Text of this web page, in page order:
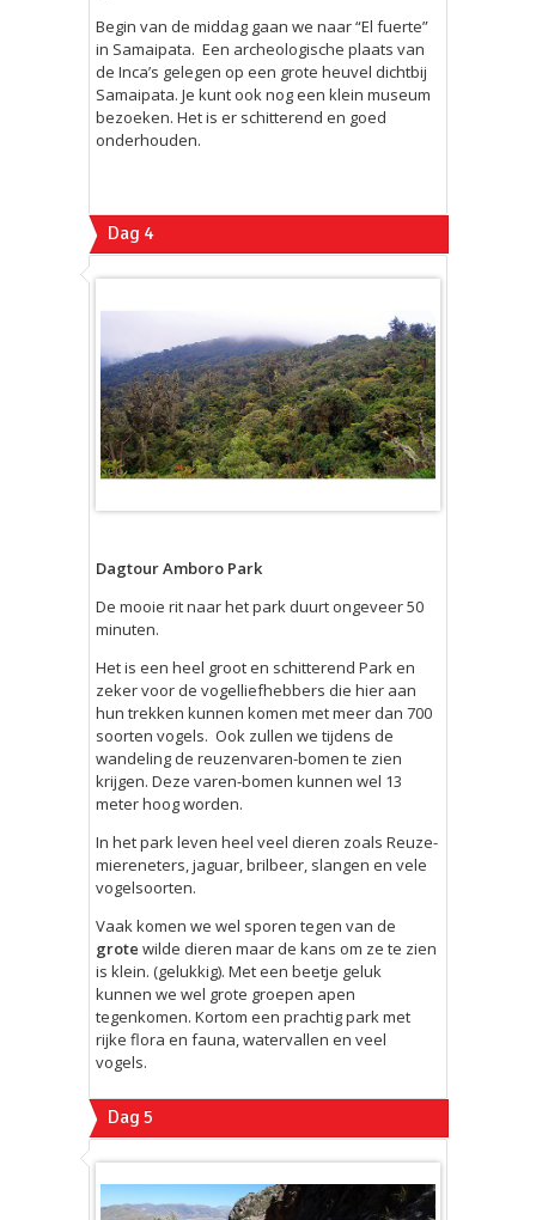
Begin van de middag gaan we naar “El fuerte”
in Samaipata. Een archeologische plaats van
de Inca’s gelegen op een grote heuvel dichtbij
Samaipata. Je kunt ook nog een klein museum
bezoeken. Het is er schitterend en goed
onderhouden.
Dag 4
Dagtour Amboro Park
De mooie rit naar het park duurt ongeveer 50
minuten.
Het is een heel groot en schitterend Park en
zeker voor de vogelliefhebbers die hier aan
hun trekken kunnen komen met meer dan 700
soorten vogels. Ook zullen we tijdens de
wandeling de reuzenvaren-bomen te zien
krijgen. Deze varen-bomen kunnen wel 13
meter hoog worden.
In het park leven heel veel dieren zoals Reuze-
miereneters, jaguar, brilbeer, slangen en vele
vogelsoorten.
Vaak komen we wel sporen tegen van de
grote wilde dieren maar de kans om ze te zien
is klein. (gelukkig). Met een beetje geluk
kunnen we wel grote groepen apen
tegenkomen. Kortom een prachtig park met
rijke flora en fauna, watervallen en veel
vogels.
Dag 5